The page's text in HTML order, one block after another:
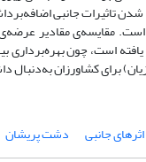
تاثیرات جانبی
مقایسه‌ی مقادیر
است، چون
برای کشاورزان
اثرهای جانبی دشت پریشان